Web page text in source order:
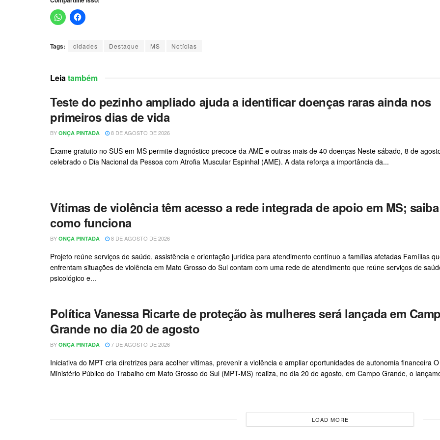
Tags: cidades Destaque MS Notícias
Leia também
Teste do pezinho ampliado ajuda a identificar doenças raras ainda nos
primeiros dias de vida
BY ONÇA PINTADA 8 DE AGOSTO DE 2026
Exame gratuito no SUS em MS permite diagnóstico precoce da AME e outras mais de 40 doenças Neste sábado, 8 de
celebrado o Dia Nacional da Pessoa com Atrofia Muscular Espinhal (AME). A data reforça a importância da...
Vítimas de violência têm acesso a rede integrada de apoio em MS; saiba
como funciona
BY ONÇA PINTADA 8 DE AGOSTO DE 2026
Projeto reúne serviços de saúde, assistência e orientação jurídica para atendimento contínuo a famílias afetadas Famílias
enfrentam situações de violência em Mato Grosso do Sul contam com uma rede de atendimento que reúne serviços de
psicológico e...
Política Vanessa Ricarte de proteção às mulheres será lançada em
Grande no dia 20 de agosto
BY ONÇA PINTADA 7 DE AGOSTO DE 2026
Iniciativa do MPT cria diretrizes para acolher vítimas, prevenir a violência e ampliar oportunidades de autonomia financeira O
Ministério Público do Trabalho em Mato Grosso do Sul (MPT-MS) realiza, no dia 20 de agosto, em Campo Grande, o
LOAD MORE